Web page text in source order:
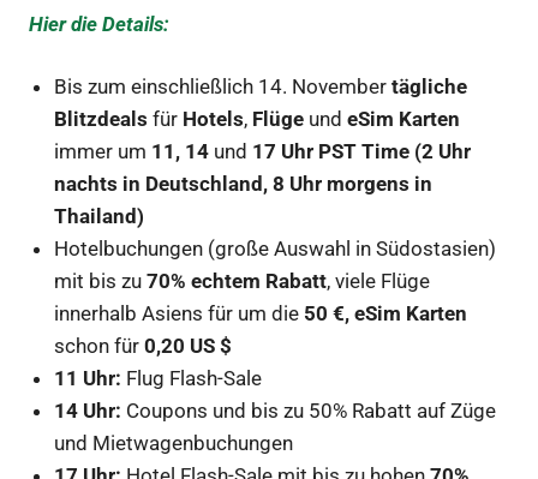
Hier die Details:
Bis zum einschließlich 14. Novembertägliche
Blitzdeals für Hotels, Flüge undeSim Karten
immer um 11, 14 und 17 Uhr PST Time (2 Uhr
nachts in Deutschland, 8 Uhr morgens in
Thailand)
Hotelbuchungen (große Auswahl in Südostasien)
mit bis zu70% echtem Rabatt, viele Flüge
innerhalb Asiens für um die 50 €, eSim Karten
schon für0,20 US $
11 Uhr: Flug Flash-Sale
14 Uhr: Coupons und bis zu 50% Rabatt auf Züge
und Mietwagenbuchungen